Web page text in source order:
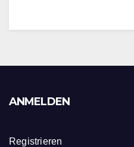
ANMELDEN
Registrieren